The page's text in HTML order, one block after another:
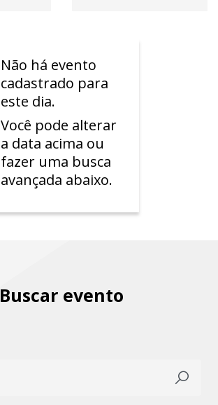
Não há evento
cadastrado para
este dia.
Você pode alterar
a data acima ou
fazer uma busca
avançada abaixo.
Buscar evento